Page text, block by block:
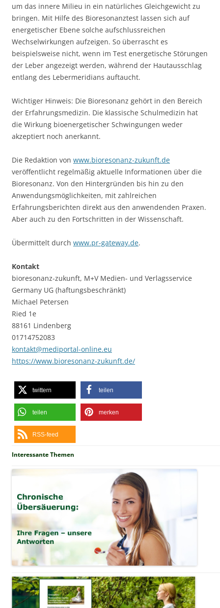
um das innere Milieu in ein natürliches Gleichgewicht zu
bringen. Mit Hilfe des Bioresonanztest lassen sich auf
energetischer Ebene solche aufschlussreichen
Wechselwirkungen aufzeigen. So überrascht es
beispielsweise nicht, wenn im Test energetische Störungen
der Leber angezeigt werden, während der Hautausschlag
entlang des Lebermeridians auftaucht.
Wichtiger Hinweis: Die Bioresonanz gehört in den Bereich
der Erfahrungsmedizin. Die klassische Schulmedizin hat
die Wirkung bioenergetischer Schwingungen weder
akzeptiert noch anerkannt.
Die Redaktion von www.bioresonanz-zukunft.de
veröffentlicht regelmäßig aktuelle Informationen über die
Bioresonanz. Von den Hintergründen bis hin zu den
Anwendungsmöglichkeiten, mit zahlreichen
Erfahrungsberichten direkt aus den anwendenden Praxen.
Aber auch zu den Fortschritten in der Wissenschaft.
Übermittelt durch www.pr-gateway.de.
Kontakt
bioresonanz-zukunft, M+V Medien- und Verlagsservice
Germany UG (haftungsbeschränkt)
Michael Petersen
Ried 1e
88161 Lindenberg
01714752083
kontakt@mediportal-online.eu
https://www.bioresonanz-zukunft.de/
twittern teilen
teilen merken
RSS-feed
Interessante Themen